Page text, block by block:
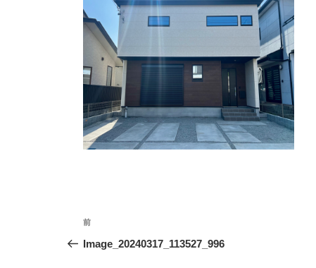
投
稿
前
の
前
Image_20240317_113527_996